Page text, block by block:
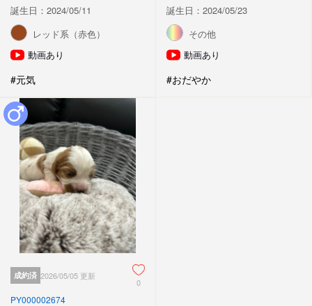
誕生日：2024/05/11
レッド系（赤色）
動画あり
#元気
誕生日：2024/05/23
その他
動画あり
#おだやか
成約済 2026/05/05 更新
0
PY000002674